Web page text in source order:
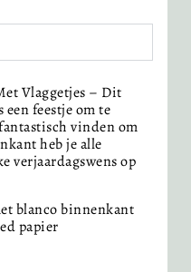
Vlaggetjes – Dit
feestje om te
vinden om
heb je alle
verjaardagswens op
blanco binnenkant
papier